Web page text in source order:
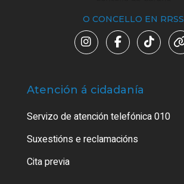
O CONCELLO EN RRSS
Atención á cidadanía
Servizo de atención telefónica 010
Suxestións e reclamacións
Cita previa